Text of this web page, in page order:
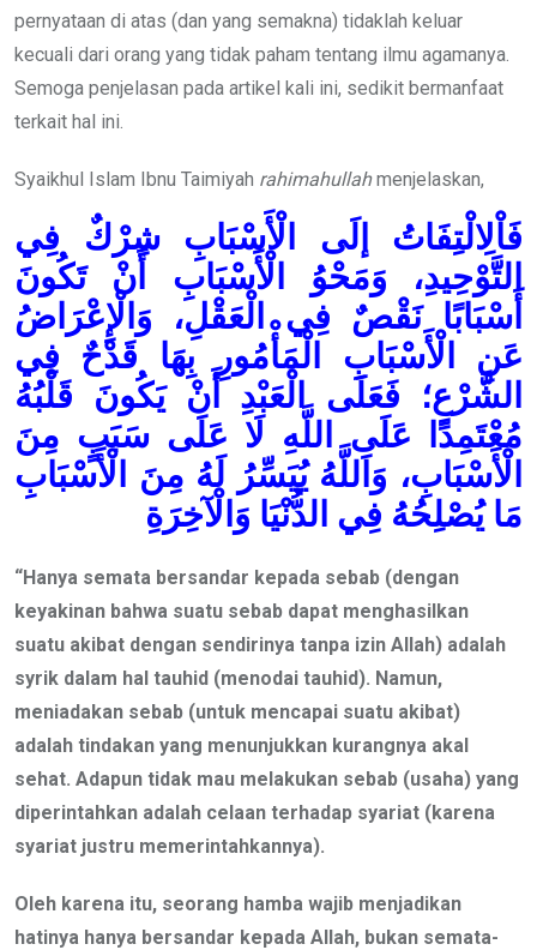
pernyataan di atas (dan yang semakna) tidaklah keluar
kecuali dari orang yang tidak paham tentang ilmu agamanya.
Semoga penjelasan pada artikel kali ini, sedikit bermanfaat
terkait hal ini.
Syaikhul Islam Ibnu Taimiyah rahimahullahmenjelaskan,
فَاْلِالْتِفَاتُ إلَى الْأَسْبَابِ شِرْكٌ فِي
التَّوْحِيدِ، وَمَحْوُ الْأَسْبَابِ أَنْ تَكُونَ
أَسْبَابًا نَقْصٌ فِي الْعَقْلِ، وَالْإِعْرَاضُ
عَنِ الْأَسْبَابِ الْمَأْمُورِ بِهَا قَدْحٌ فِي
الشَّرْعِ؛ فَعَلَى الْعَبْدِ أَنْ يَكُونَ قَلْبُهُ
مُعْتَمِدًا عَلَى اللَّهِ لَا عَلَى سَبَبٍ مِنَ
الْأَسْبَابِ، وَاَللَّهُ يُيَسِّرُ لَهُ مِنَ الْأَسْبَابِ
مَا يُصْلِحُهُ فِي الدُّنْيَا وَالْآخِرَةِ
“Hanya semata bersandar kepada sebab (dengan
keyakinan bahwa suatu sebab dapat menghasilkan
suatu akibat dengan sendirinya tanpa izin Allah) adalah
syrik dalam hal tauhid (menodai tauhid). Namun,
meniadakan sebab (untuk mencapai suatu akibat)
adalah tindakan yang menunjukkan kurangnya akal
sehat. Adapun tidak mau melakukan sebab (usaha) yang
diperintahkan adalah celaan terhadap syariat (karena
syariat justru memerintahkannya).
Oleh karena itu, seorang hamba wajib menjadikan
hatinya hanya bersandar kepada Allah, bukan semata-